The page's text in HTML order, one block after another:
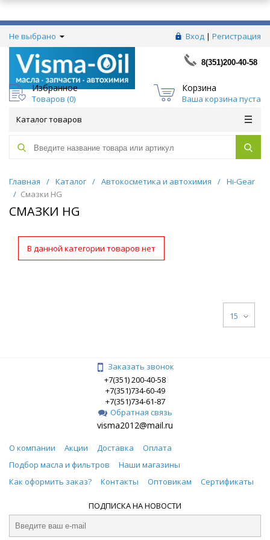
Не выбрано Вход | Регистрация
8(351)200-40-58
Избранное
Товаров (0)
Корзина
Ваша корзина пуста
Каталог товаров
Главная / Каталог / Автокосметика и автохимия / Hi-Gear
/ Смазки HG
СМАЗКИ HG
В данной категории товаров нет
15
Заказать звонок
+7(351) 200-40-58
+7(351)734-60-49
+7(351)734-61-87
Обратная связь
visma2012@mail.ru
О компании Акции Доставка
Оплата
Подбор масла и фильтров
Наши магазины
Как оформить заказ?
Контакты Оптовикам Сертификаты
ПОДПИСКА НА НОВОСТИ